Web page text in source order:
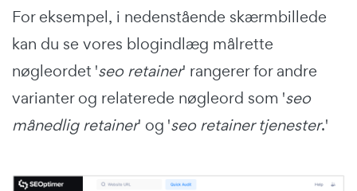
For eksempel, i nedenstående skærmbillede
kan du se vores blogindlæg målrette
nøgleordet 'seo retainer' rangerer for andre
varianter og relaterede nøgleord som 'seo
månedlig retainer' og 'seo retainer tjenester.'